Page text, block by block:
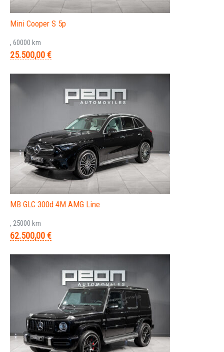
Mini Cooper S 5p
, 60000 km
25.500,00 €
MB GLC 300d 4M AMG Line
, 25000 km
62.500,00 €